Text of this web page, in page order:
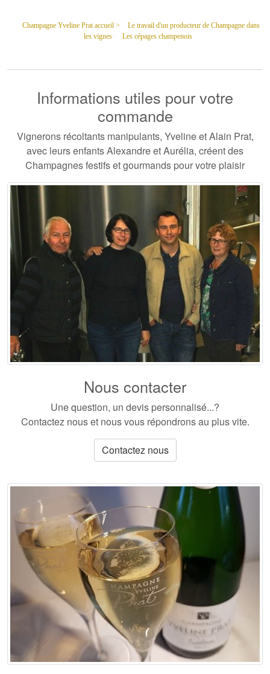
Champagne Yveline Prat accueil >
Le travail d'un producteur de Champagne dans
les vignes
Les cépages champenois
Informations utiles pour votre
commande
Vignerons récoltants manipulants, Yveline et Alain Prat,
avec leurs enfants Alexandre et Aurélia, créent des
Champagnes festifs et gourmands pour votre plaisir
Nous contacter
Une question, un devis personnalisé...?
Contactez nous et nous vous répondrons au plus vite.
Contactez nous